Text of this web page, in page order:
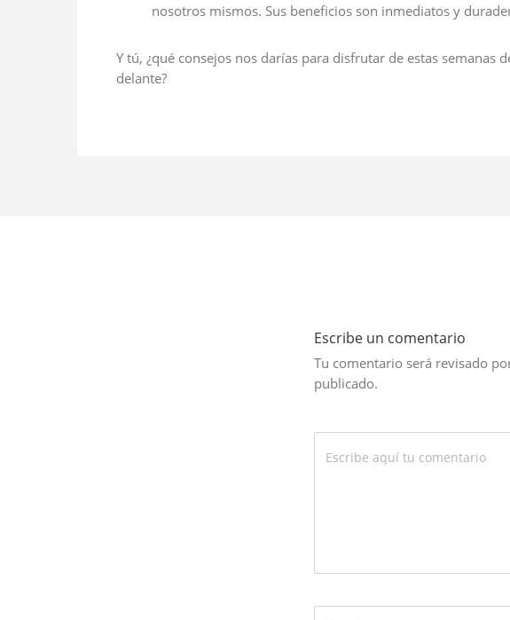
nosotros mismos. Sus beneficios son inmediatos y
Y tú, ¿qué consejos nos darías para disfrutar de estas semanas
delante?
Escribe un comentario
Tu comentario será revisado
publicado.